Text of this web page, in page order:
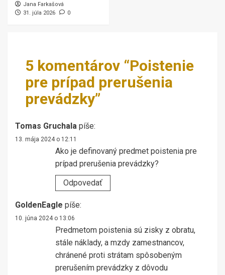
Jana Farkašová
31. júla 2026
0
5 komentárov “Poistenie
pre prípad prerušenia
prevádzky”
Tomas Gruchala píše:
13. mája 2024 o 12:11
Ako je definovaný predmet poistenia pre
prípad prerušenia prevádzky?
Odpovedať
GoldenEagle píše:
10. júna 2024 o 13:06
Predmetom poistenia sú zisky z obratu,
stále náklady, a mzdy zamestnancov,
chránené proti strátam spôsobeným
prerušením prevádzky z dôvodu